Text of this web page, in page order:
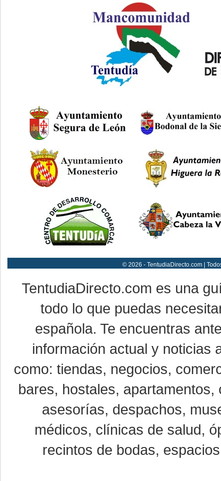
© 2026 - TentudiaDirecto.com |
TentudiaDirecto.com es una
todo lo que puedas
española. Te encuentras
información actual y noticias
como: tiendas, negocios,
bares, hostales,
asesorías, despachos,
médicos, clínicas de salud,
recintos de bodas,